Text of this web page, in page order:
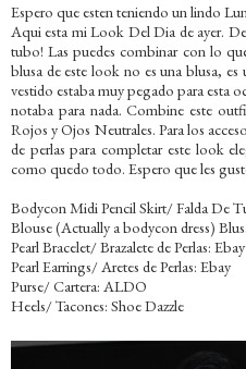
Espero que esten teniendo un lindo
Aqui esta mi Look Del Dia de ayer.
tubo! Las puedes combinar con lo
blusa de este look no es una blusa,
vestido estaba muy pegado para esta
notaba para nada. Combine este
Rojos y Ojos Neutrales. Para los
de perlas para completar este look
como quedo todo. Espero que les
Bodycon Midi Pencil Skirt/ Falda De
Blouse (Actually a bodycon dress)
Pearl Bracelet/ Brazalete de Perlas: Ebay
Pearl Earrings/ Aretes de Perlas: Ebay
Purse/ Cartera: ALDO
Heels/ Tacones: Shoe Dazzle